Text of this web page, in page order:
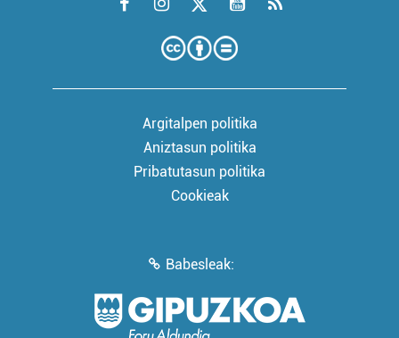
Argitalpen politika
Aniztasun politika
Pribatutasun politika
Cookieak
Babesleak: